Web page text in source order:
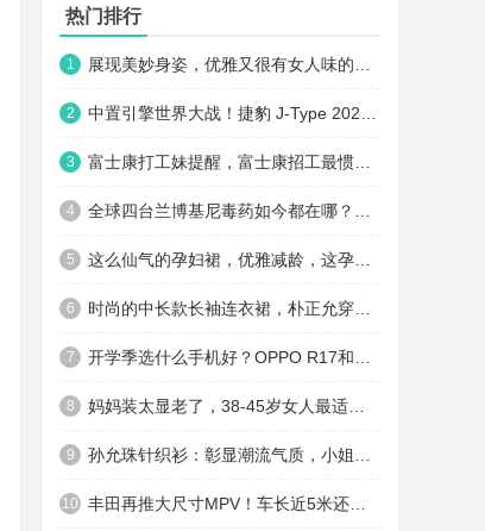
热门排行
1
2
3
4
5
6
7
8
9
10